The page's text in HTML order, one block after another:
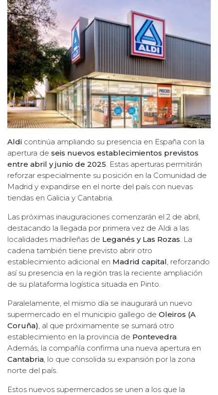
Aldi continúa ampliando su presencia en España con la
apertura de seis nuevos establecimientos previstos
entre abril y junio de 2025. Estas aperturas permitirán
reforzar especialmente su posición en la Comunidad de
Madrid y expandirse en el norte del país con nuevas
tiendas en Galicia y Cantabria.
Las próximas inauguraciones comenzarán el 2 de abril,
destacando la llegada por primera vez de Aldi a las
localidades madrileñas de Leganés y Las Rozas. La
cadena también tiene previsto abrir otro
establecimiento adicional en Madrid capital, reforzando
así su presencia en la región tras la reciente ampliación
de su plataforma logística situada en Pinto.
Paralelamente, el mismo día se inaugurará un nuevo
supermercado en el municipio gallego de Oleiros (A
Coruña), al que próximamente se sumará otro
establecimiento en la provincia de Pontevedra.
Además, la compañía confirma una nueva apertura en
Cantabria, lo que consolida su expansión por la zona
norte del país.
Estos nuevos supermercados se unen a los que la